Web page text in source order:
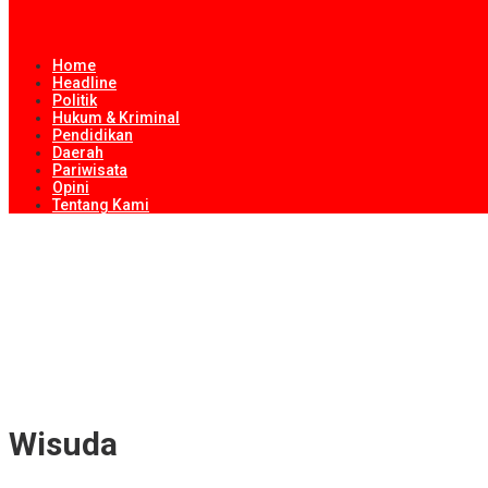
Home
Headline
Politik
Hukum & Kriminal
Pendidikan
Daerah
Pariwisata
Opini
Tentang Kami
Wisuda